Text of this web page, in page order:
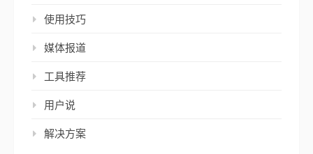
使用技巧
媒体报道
工具推荐
用户说
解决方案